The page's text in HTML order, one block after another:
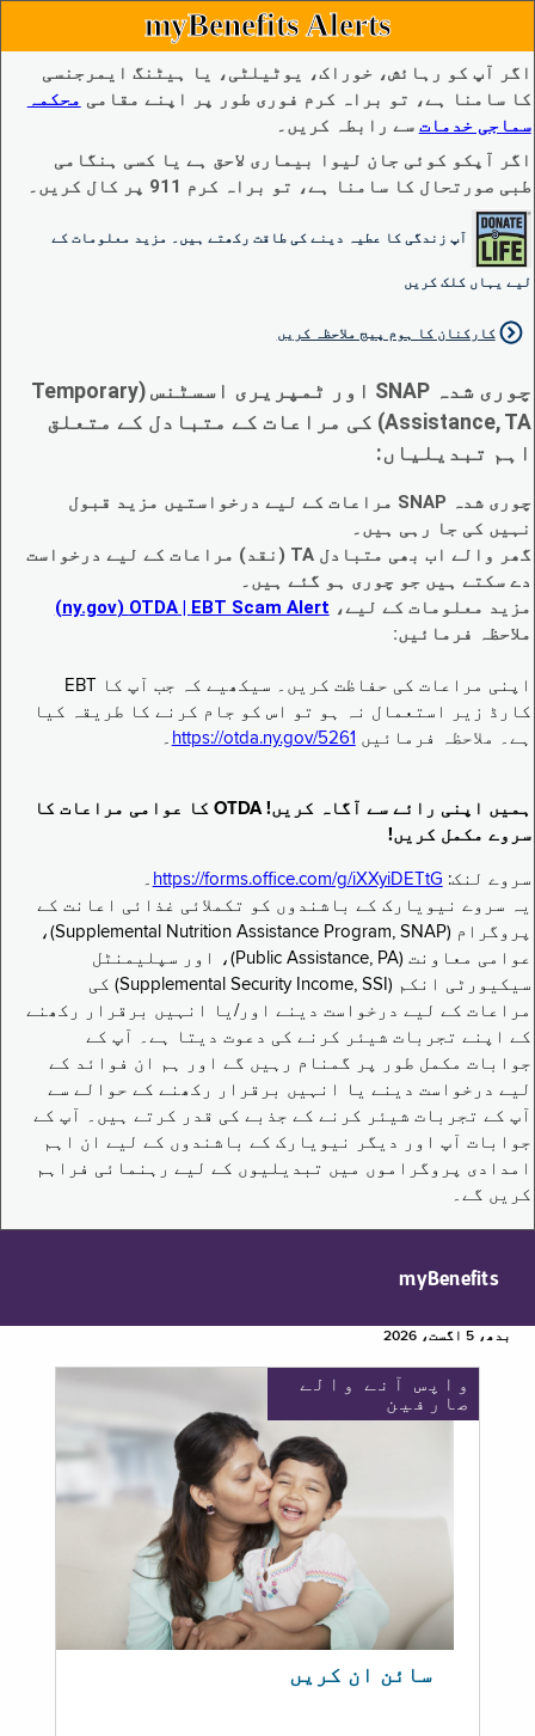
myBenefits Alerts
اگر آپ کو رہائش، خوراک، یوٹیلٹی، یا ہیٹنگ ایمرجنسی
کا سامنا ہے، تو براہ کرم فوری طور پر اپنے مقامی محکمہ
سماجی خدمات سے رابطہ کریں۔
اگر آپکو کوئی جان لیوا بیماری لاحق ہے یا کسی ہنگامی
طبی صورتحال کا سامنا ہے، تو براہ کرم 911 پر کال کریں۔
آپ زندگی کا عطیہ دینے کی طاقت رکھتے ہیں۔ مزید معلومات کے
لیے یہاں کلک کریں
کارکنان کا ہوم پیج ملاحظہ کریں
چوری شدہ SNAP اور ٹمپریری اسسٹنس (Temporary
Assistance, TA) کی مراعات کے متبادل کے متعلق
اہم تبدیلیاں:
چوری شدہ SNAP مراعات کے لیے درخواستیں مزید قبول
نہیں کی جا رہی ہیں۔
گھر والے اب بھی متبادل TA (نقد) مراعات کے لیے درخواست
دے سکتے ہیں جو چوری ہو گئے ہیں۔
مزید معلومات کے لیے، EBT Scam Alert ‏| OTDA ‏(ny.gov)
ملاحظہ فرمائیں:
اپنی مراعات کی حفاظت کریں۔ سیکھیے کہ جب آپ کا EBT
کارڈ زیر استعمال نہ ہو تو اس کو جام کرنے کا طریقہ کیا
ہے۔ ملاحظہ فرمائیں https://otda.ny.gov/5261 ۔
ہمیں اپنی رائے سے آگاہ کریں! OTDA کا عوامی مراعات کا
سروے مکمل کریں!
سروے لنک: https://forms.office.com/g/iXXyiDETtG ۔
یہ سروے نیویارک کے باشندوں کو تکملائی غذائی اعانت کے
پروگرام (Supplemental Nutrition Assistance Program, SNAP)،
عوامی معاونت (Public Assistance, PA)، اور سپلیمنٹل
سیکیورٹی انکم (Supplemental Security Income, SSI) کی
مراعات کے لیے درخواست دینے اور/یا انہیں برقرار رکھنے
کے اپنے تجربات شیئر کرنے کی دعوت دیتا ہے۔ آپ کے
جوابات مکمل طور پر گمنام رہیں گے اور ہم ان فوائد کے
لیے درخواست دینے یا انہیں برقرار رکھنے کے حوالے سے
آپ کے تجربات شیئر کرنے کے جذبے کی قدر کرتے ہیں۔ آپ کے
جوابات آپ اور دیگر نیویارک کے باشندوں کے لیے ان اہم
امدادی پروگراموں میں تبدیلیوں کے لیے رہنمائی فراہم
کریں گے۔
myBenefits
بدھ، 5 اگست، 2026
واپس آنے والے
صارفین
سائن ان کریں